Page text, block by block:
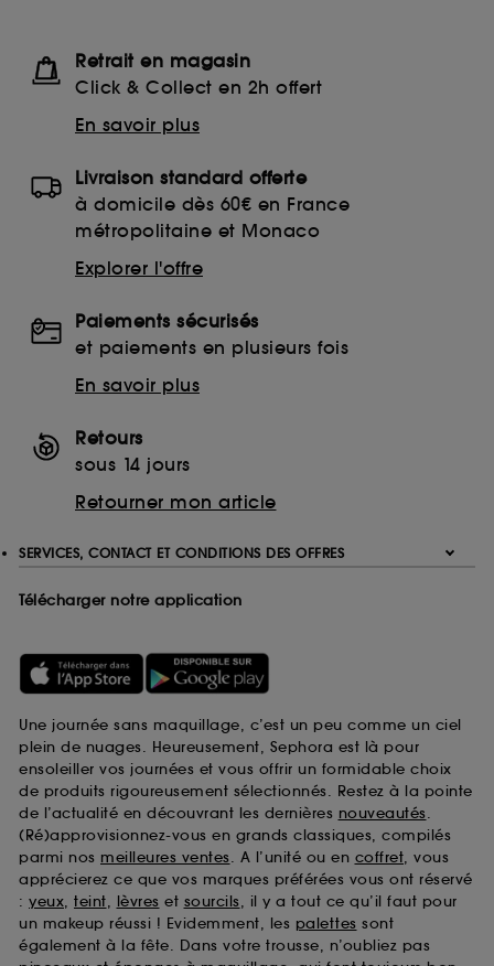
Retrait en magasin
Click & Collect en 2h offert
En savoir plus
Livraison standard offerte
à domicile dès 60€ en France
métropolitaine et Monaco
Explorer l'offre
Paiements sécurisés
et paiements en plusieurs fois
En savoir plus
Retours
sous 14 jours
Retourner mon article
SERVICES, CONTACT ET CONDITIONS DES OFFRES
Télécharger notre application
Une journée sans maquillage, c’est un peu comme un ciel
plein de nuages. Heureusement, Sephora est là pour
ensoleiller vos journées et vous offrir un formidable choix
de produits rigoureusement sélectionnés. Restez à la pointe
de l’actualité en découvrant les dernières nouveautés.
(Ré)approvisionnez-vous en grands classiques, compilés
parmi nos meilleures ventes. A l’unité ou en coffret, vous
apprécierez ce que vos marques préférées vous ont réservé
: yeux, teint, lèvres et sourcils, il y a tout ce qu’il faut pour
un makeup réussi ! Evidemment, les palettes sont
également à la fête. Dans votre trousse, n’oubliez pas